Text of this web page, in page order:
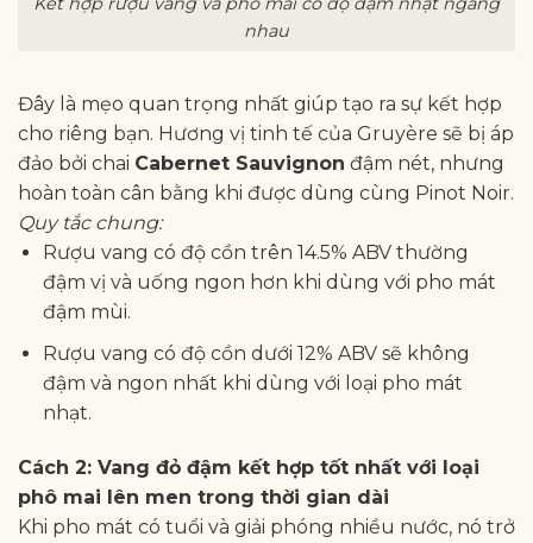
nhau
Đây là mẹo quan trọng nhất giúp tạo ra sự kết hợp
cho riêng bạn. Hương vị tinh tế của Gruyère sẽ bị áp
đảo bởi chai Cabernet Sauvignon đậm nét, nhưng
hoàn toàn cân bằng khi được dùng cùng Pinot Noir.
Quy tắc chung:
Rượu vang có độ cồn trên 14.5% ABV thường
đậm vị và uống ngon hơn khi dùng với pho mát
đậm mùi.
Rượu vang có độ cồn dưới 12% ABV sẽ không
đậm và ngon nhất khi dùng với loại pho mát
nhạt.
Cách 2: Vang đỏ đậm kết hợp tốt nhất với loại
phô mai lên men trong thời gian dài
Khi pho mát có tuổi và giải phóng nhiều nước, nó trở